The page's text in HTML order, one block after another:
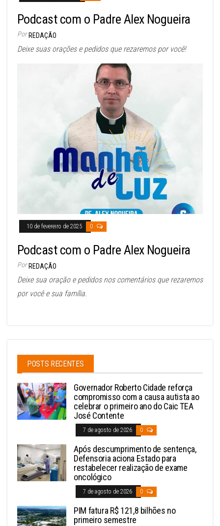
Podcast com o Padre Alex Nogueira
Por REDAÇÃO
Deixe suas orações e pedidos que rezaremos por você!
10 de fevereiro de 2025 0
Podcast com o Padre Alex Nogueira
Por REDAÇÃO
Deixe sua oração e pedidos nos comentários que rezaremos
por você e sua família.
POSTS RECENTES
Governador Roberto Cidade reforça
compromisso com a causa autista ao
celebrar o primeiro ano do Caic TEA
José Contente
7 de agosto de 2026 0
Após descumprimento de sentença,
Defensoria aciona Estado para
restabelecer realização de exame
oncológico
7 de agosto de 2026 0
PIM fatura R$ 121,8 bilhões no
primeiro semestre